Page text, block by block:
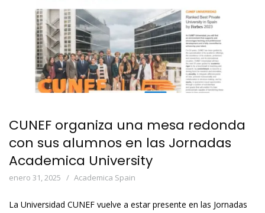
CUNEF organiza una mesa redonda
con sus alumnos en las Jornadas
Academica University
enero 31, 2025 Academica Spain
La Universidad CUNEF vuelve a estar presente en las Jornadas